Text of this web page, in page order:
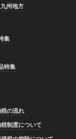
九州地方
集
特集
の流れ
制度について